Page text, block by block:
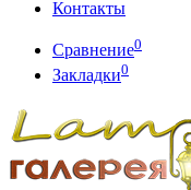
Контакты
Сравнение0
Закладки0